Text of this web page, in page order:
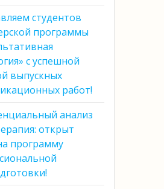
студентов
программы
с успешной
выпускных
работ!
анализ
открыт
программу